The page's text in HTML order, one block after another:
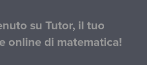
su Tutor, il tuo
online di matematica!